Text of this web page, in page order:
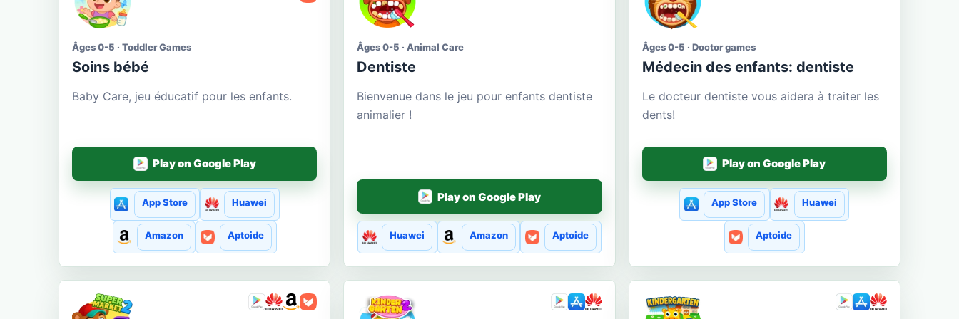
Âges 0-5 · Toddler Games
Soins bébé
Baby Care, jeu éducatif pour les enfants.
Play on Google Play
App Store Huawei
Amazon Aptoide
Âges 0-5 · Animal Care
Dentiste
Bienvenue dans le jeu pour enfants dentiste
animalier !
Play on Google Play
Huawei Amazon Aptoide
Âges 0-5 · Doctor games
Médecin des enfants: dentiste
Le docteur dentiste vous aidera à traiter les
dents!
Play on Google Play
App Store Huawei
Aptoide